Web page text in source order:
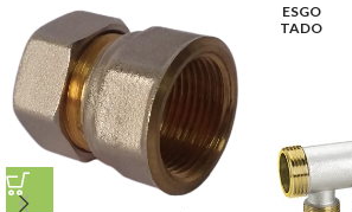
ESGO
TADO